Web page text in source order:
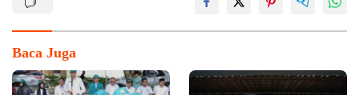
Baca Juga